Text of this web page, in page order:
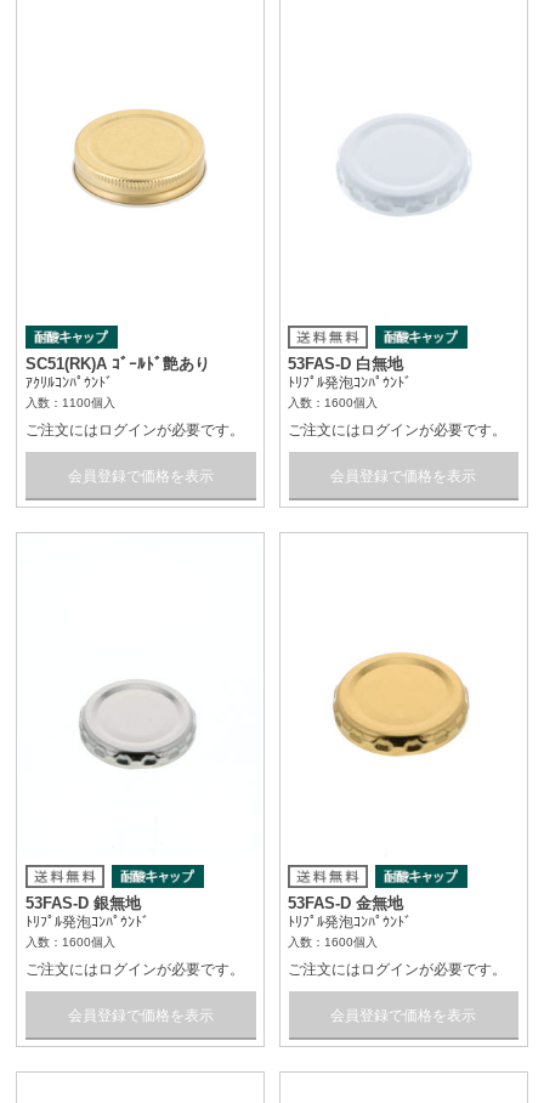
SC51(RK)A ｺﾞｰﾙﾄﾞ艶あり
ｱｸﾘﾙｺﾝﾊﾟｳﾝﾄﾞ
入数：1100個入
ご注文にはログインが必要です。
会員登録で価格を表示
53FAS-D 白無地
ﾄﾘﾌﾟﾙ発泡ｺﾝﾊﾟｳﾝﾄﾞ
入数：1600個入
ご注文にはログインが必要です。
会員登録で価格を表示
53FAS-D 銀無地
ﾄﾘﾌﾟﾙ発泡ｺﾝﾊﾟｳﾝﾄﾞ
入数：1600個入
ご注文にはログインが必要です。
会員登録で価格を表示
53FAS-D 金無地
ﾄﾘﾌﾟﾙ発泡ｺﾝﾊﾟｳﾝﾄﾞ
入数：1600個入
ご注文にはログインが必要です。
会員登録で価格を表示